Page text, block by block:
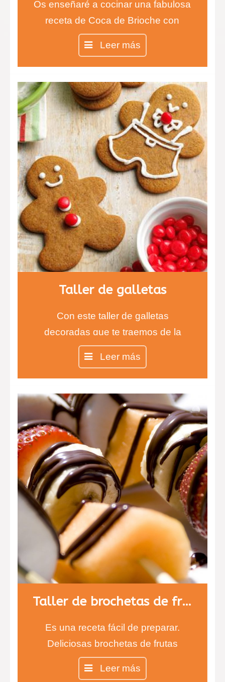
Os enseñaré a cocinar una fabulosa
receta de Coca de Brioche con
crema pastelera y fruta.
Leer más
Taller de galletas
Con este taller de galletas
decoradas que te traemos de la
mano de la Chef Inés aprenderás
todas las técnicas para realizar las
galletas más ricas y divertidas.
Leer más
Taller de brochetas de fruta con chocolate
Es una receta fácil de preparar.
Deliciosas brochetas de frutas
cubiertas de chocolate negro y
blanco. Los más pequeños estarán
Leer más